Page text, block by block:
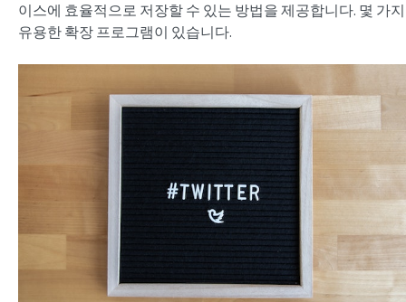
이스에 효율적으로 저장할 수 있는 방법을 제공합니다. 몇 가지
유용한 확장 프로그램이 있습니다.